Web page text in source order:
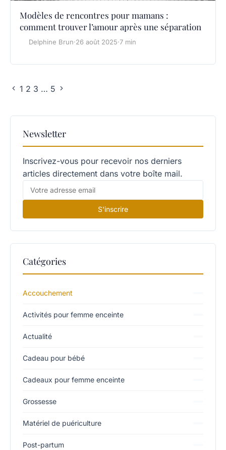
Modèles de rencontres pour mamans :
comment trouver l’amour après une séparation
Delphine Brun·26 août 2025·7 min
1 2 3 … 5
Newsletter
Inscrivez-vous pour recevoir nos derniers
articles directement dans votre boîte mail.
S'inscrire
Catégories
Accouchement
Activités pour femme enceinte
Actualité
Cadeau pour bébé
Cadeaux pour femme enceinte
Grossesse
Matériel de puériculture
Post-partum